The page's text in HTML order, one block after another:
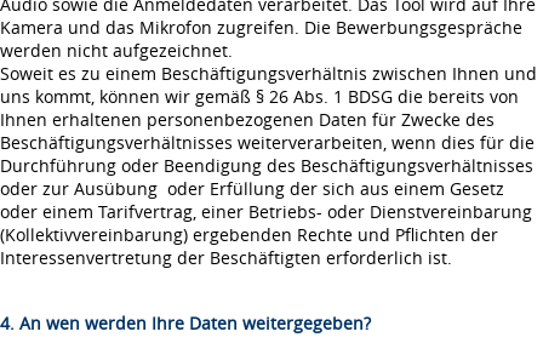
Kamera und das Mikrofon zugreifen. Die Bewerbungsgespräche
werden nicht aufgezeichnet.
Soweit es zu einem Beschäftigungsverhältnis zwischen Ihnen und
uns kommt, können wir gemäß § 26 Abs. 1 BDSG die bereits von
Ihnen erhaltenen personenbezogenen Daten für Zwecke des
Beschäftigungsverhältnisses weiterverarbeiten, wenn dies für die
Durchführung oder Beendigung des Beschäftigungsverhältnisses
oder zur Ausübung oder Erfüllung der sich aus einem Gesetz
oder einem Tarifvertrag, einer Betriebs- oder Dienstvereinbarung
(Kollektivvereinbarung) ergebenden Rechte und Pflichten der
Interessenvertretung der Beschäftigten erforderlich ist.
4. An wen werden Ihre Daten weitergegeben?